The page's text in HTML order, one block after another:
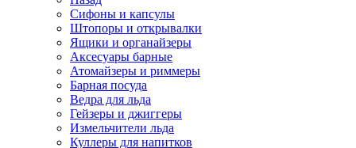
Сифоны и капсулы
Штопоры и открывалки
Ящики и органайзеры
Аксесуары барные
Атомайзеры и риммеры
Барная посуда
Ведра для льда
Гейзеры и джиггеры
Измельчители льда
Куллеры для напитков